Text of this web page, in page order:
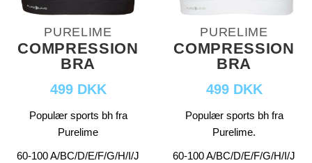
PURELIME
COMPRESSION
BRA
499 DKK
Populær sports bh fra
Purelime
60-100 A/BC/D/E/F/G/H/I/J
PURELIME
COMPRESSION
BRA
499 DKK
Populær sports bh fra
Purelime.
60-100 A/BC/D/E/F/G/H/I/J